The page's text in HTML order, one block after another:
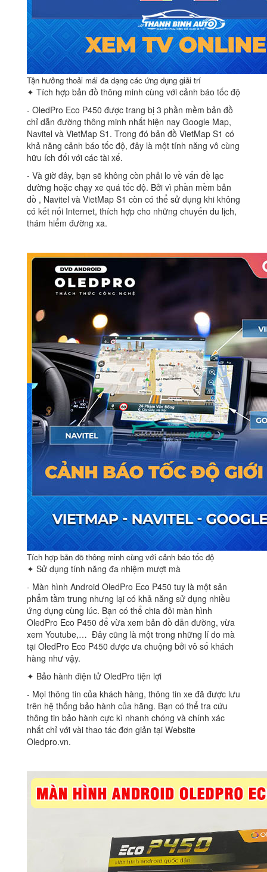
Tận hưởng thoải mái đa dạng các ứng dụng giải trí
✦ Tích hợp bản đồ thông minh cùng với cảnh báo tốc độ
‐ OledPro Eco P450 được trang bị 3 phần mềm bản đồ
chỉ dẫn đường thông minh nhất hiện nay Google Map,
Navitel và VietMap S1. Trong đó bản đồ VietMap S1 có
khả năng cảnh báo tốc độ, đây là một tính năng vô cùng
hữu ích đối với các tài xế.
‐ Và giờ đây, bạn sẽ không còn phải lo về vấn đề lạc
đường hoặc chạy xe quá tốc độ. Bởi vì phần mềm bản
đồ , Navitel và VietMap S1 còn có thể sử dụng khi không
có kết nối Internet, thích hợp cho những chuyến du lịch,
thám hiểm đường xa.
Tích hợp bản đồ thông minh cùng với cảnh báo tốc độ
✦ Sử dụng tính năng đa nhiệm mượt mà
‐ Màn hình Android OledPro Eco P450 tuy là một sản
phẩm tầm trung nhưng lại có khả năng sử dụng nhiều
ứng dụng cùng lúc. Bạn có thể chia đôi màn hình
OledPro Eco P450 để vừa xem bản đồ dẫn đường, vừa
xem Youtube,… Đây cũng là một trong những lí do mà
tại OledPro Eco P450 được ưa chuộng bởi vô số khách
hàng như vậy.
✦ Bảo hành điện tử OledPro tiện lợi
‐ Mọi thông tin của khách hàng, thông tin xe đã được lưu
trên hệ thống bảo hành của hãng. Bạn có thể tra cứu
thông tin bảo hành cực kì nhanh chóng và chính xác
nhất chỉ với vài thao tác đơn giản tại Website
Oledpro.vn.